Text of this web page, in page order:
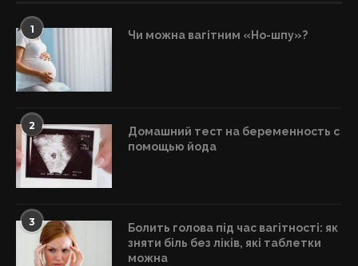
1 Чи можна вагітним «Но-шпу»?
2
Домашний тест на беременность с
помощью йода
3
Болить голова під час вагітності: як
зняти біль без ліків, які таблетки
можна